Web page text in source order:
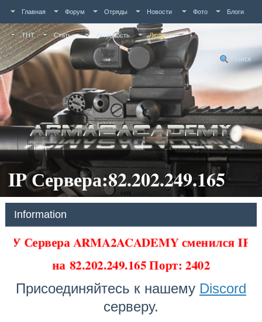
Главная Форум Отряды Новости Фото Блоги
ТНТ Статьи Активность Люди
Поиск
IP Сервера:82.202.249.165
Information
У Сервера ARMA2ACADEMY сменился IP
на82.202.249.165 Порт: 2402
Присоединяйтесь к нашему Discord
серверу.